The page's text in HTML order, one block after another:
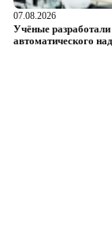
07.08.2026
Учёные
автоматического